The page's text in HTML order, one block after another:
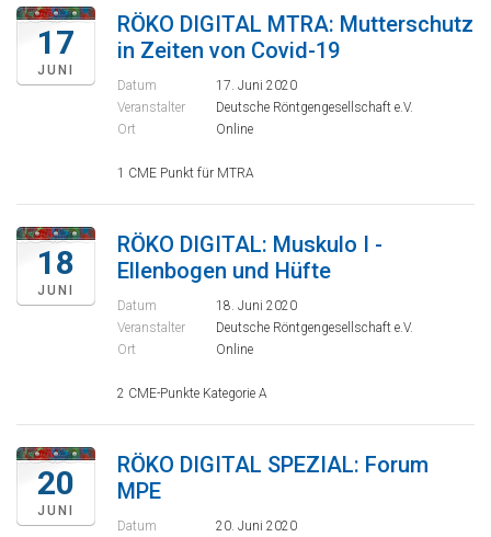
17
JUNI
RÖKO DIGITAL MTRA: Mutterschutz
in Zeiten von Covid-19
Datum
17. Juni 2020
Veranstalter
Deutsche Röntgengesellschaft e.V.
Ort
Online
1 CME Punkt für MTRA
18
JUNI
RÖKO DIGITAL: Muskulo I -
Ellenbogen und Hüfte
Datum
18. Juni 2020
Veranstalter
Deutsche Röntgengesellschaft e.V.
Ort
Online
2 CME-Punkte Kategorie A
20
JUNI
RÖKO DIGITAL SPEZIAL: Forum
MPE
Datum 20. Juni 2020